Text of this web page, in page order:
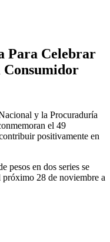
Para Celebrar
Consumidor
y la Procuraduría
el 49
positivamente en
pesos en dos series se
28 de noviembre a